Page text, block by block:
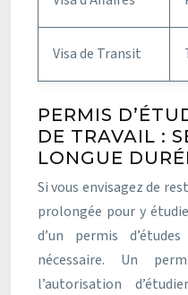
Visa de Transit
PERMIS
DE TRAVAIL :
LONGUE
Si vous envisagez de
prolongée pour y
d’un permis
nécessaire. Un
l’autorisation